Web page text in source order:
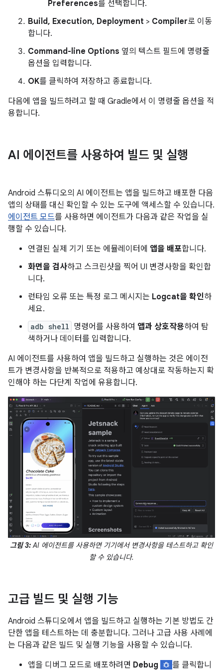
Preferences를 선택합니다.
Build, Execution, Deployment > Compiler로 이동
합니다.
Command-line Options 옆의 텍스트 필드에 명령줄
옵션을 입력합니다.
OK를 클릭하여 저장하고 종료합니다.
다음에 앱을 빌드하려고 할 때 Gradle에서 이 명령줄 옵션을 적
용합니다.
AI 에이전트를 사용하여 빌드 및 실행
Android 스튜디오의 AI 에이전트는 앱을 빌드하고 배포한 다음
앱의 상태를 대신 확인할 수 있는 도구에 액세스할 수 있습니다.
에이전트 모드를 사용하면 에이전트가 다음과 같은 작업을 실
행할 수 있습니다.
연결된 실제 기기 또는 에뮬레이터에 앱을 배포합니다.
화면을 검사하고 스크린샷을 찍어 UI 변경사항을 확인합
니다.
런타임 오류 또는 특정 로그 메시지는 Logcat을 확인하
세요.
adb shell 명령어를 사용하여 앱과 상호작용하여 탐
색하거나 데이터를 입력합니다.
AI 에이전트를 사용하여 앱을 빌드하고 실행하는 것은 에이전
트가 변경사항을 반복적으로 적용하고 예상대로 작동하는지 확
인해야 하는 다단계 작업에 유용합니다.
그림 3:AI 에이전트를 사용하면 기기에서 변경사항을 테스트하고 확인
할 수 있습니다.
고급 빌드 및 실행 기능
Android 스튜디오에서 앱을 빌드하고 실행하는 기본 방법도 간
단한 앱을 테스트하는 데 충분합니다. 그러나 고급 사용 사례에
는 다음과 같은 빌드 및 실행 기능을 사용할 수 있습니다.
앱을 디버그 모드로 배포하려면 Debug
를 클릭합니